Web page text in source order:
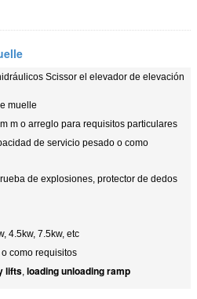
Scissor el elevador de elevación
muelle
m o arreglo para requisitos particulares
de servicio pesado o como
de explosiones, protector de dedos
4.5kw, 7.5kw, etc
como requisitos
lifts, loading unloading ramp